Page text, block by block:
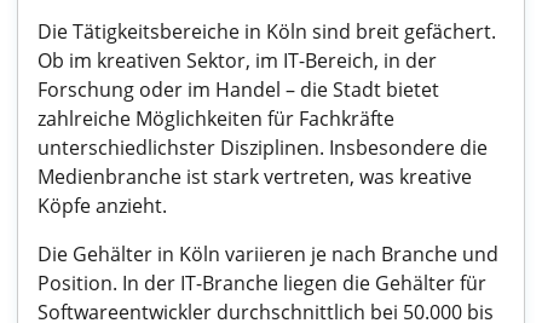
Die Tätigkeitsbereiche in Köln sind breit gefächert.
Ob im kreativen Sektor, im IT-Bereich, in der
Forschung oder im Handel – die Stadt bietet
zahlreiche Möglichkeiten für Fachkräfte
unterschiedlichster Disziplinen. Insbesondere die
Medienbranche ist stark vertreten, was kreative
Köpfe anzieht.
Die Gehälter in Köln variieren je nach Branche und
Position. In der IT-Branche liegen die Gehälter für
Softwareentwickler durchschnittlich bei 50.000 bis